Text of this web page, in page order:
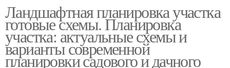
Ландшафтная планировка участка
готовые схемы. Планировка
участка: актуальные схемы и
варианты современной
планировки садового и дачного